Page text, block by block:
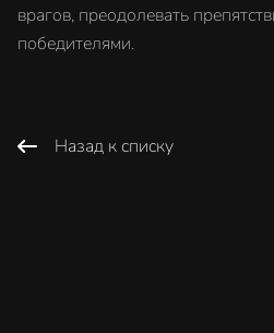
врагов, преодолевать
победителями.
Назад к списку